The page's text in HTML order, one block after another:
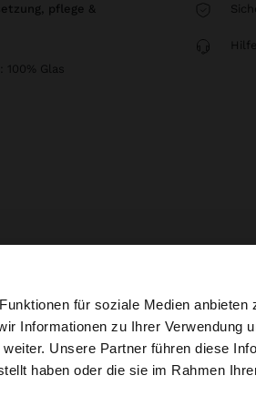
für soziale Medien anbieten
Informationen zu Ihrer Verwendung
Unsere Partner führen diese
haben oder die sie im Rahmen
unsere United States Website
100% Glas
Hilfe